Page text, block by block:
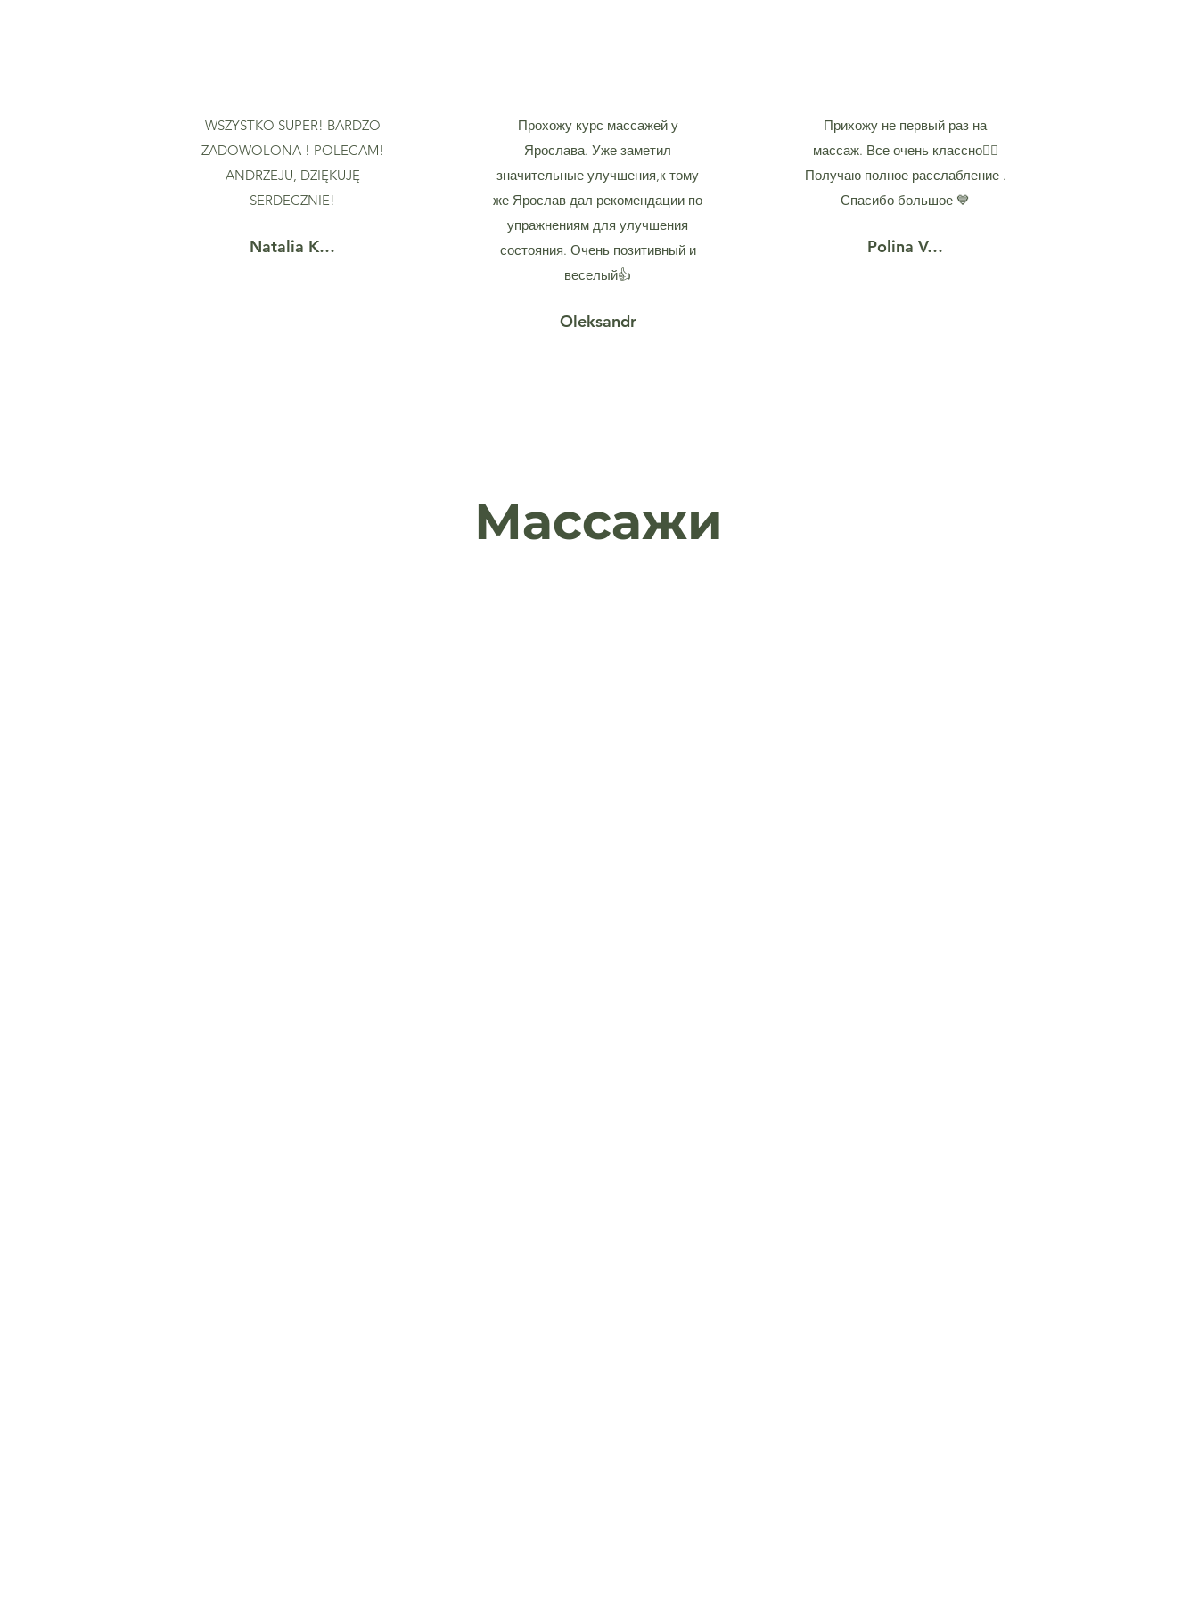
WSZYSTKO SUPER! BARDZO
ZADOWOLONA ! POLECAM!
ANDRZEJU, DZIĘKUJĘ
SERDECZNIE!
Natalia K…
Прохожу курс массажей у
Ярослава. Уже заметил
значительные улучшения,к тому
же Ярослав дал рекомендации по
упражнениям для улучшения
состояния. Очень позитивный и
веселый👍
Oleksandr
Прихожу не первый раз на
массаж. Все очень классно👍🏻
Получаю полное расслабление .
Спасибо большое 💙
Polina V…
Массажи